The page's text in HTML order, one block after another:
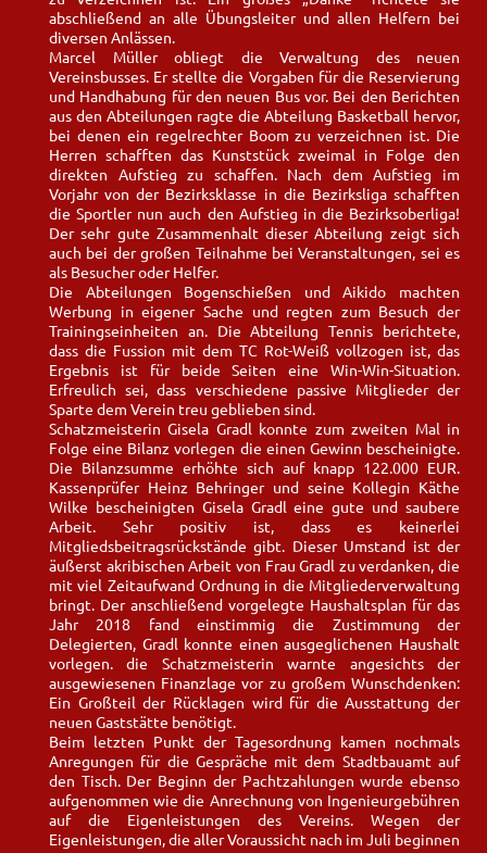
abschließend an alle Übungsleiter und allen Helfern bei
diversen Anlässen.
Marcel Müller obliegt die Verwaltung des neuen
Vereinsbusses. Er stellte die Vorgaben für die Reservierung
und Handhabung für den neuen Bus vor. Bei den Berichten
aus den Abteilungen ragte die Abteilung Basketball hervor,
bei denen ein regelrechter Boom zu verzeichnen ist. Die
Herren schafften das Kunststück zweimal in Folge den
direkten Aufstieg zu schaffen. Nach dem Aufstieg im
Vorjahr von der Bezirksklasse in die Bezirksliga schafften
die Sportler nun auch den Aufstieg in die Bezirksoberliga!
Der sehr gute Zusammenhalt dieser Abteilung zeigt sich
auch bei der großen Teilnahme bei Veranstaltungen, sei es
als Besucher oder Helfer.
Die Abteilungen Bogenschießen und Aikido machten
Werbung in eigener Sache und regten zum Besuch der
Trainingseinheiten an. Die Abteilung Tennis berichtete,
dass die Fussion mit dem TC Rot-Weiß vollzogen ist, das
Ergebnis ist für beide Seiten eine Win-Win-Situation.
Erfreulich sei, dass verschiedene passive Mitglieder der
Sparte dem Verein treu geblieben sind.
Schatzmeisterin Gisela Gradl konnte zum zweiten Mal in
Folge eine Bilanz vorlegen die einen Gewinn bescheinigte.
Die Bilanzsumme erhöhte sich auf knapp 122.000 EUR.
Kassenprüfer Heinz Behringer und seine Kollegin Käthe
Wilke bescheinigten Gisela Gradl eine gute und saubere
Arbeit. Sehr positiv ist, dass es keinerlei
Mitgliedsbeitragsrückstände gibt. Dieser Umstand ist der
äußerst akribischen Arbeit von Frau Gradl zu verdanken, die
mit viel Zeitaufwand Ordnung in die Mitgliederverwaltung
bringt. Der anschließend vorgelegte Haushaltsplan für das
Jahr 2018 fand einstimmig die Zustimmung der
Delegierten, Gradl konnte einen ausgeglichenen Haushalt
vorlegen. die Schatzmeisterin warnte angesichts der
ausgewiesenen Finanzlage vor zu großem Wunschdenken:
Ein Großteil der Rücklagen wird für die Ausstattung der
neuen Gaststätte benötigt.
Beim letzten Punkt der Tagesordnung kamen nochmals
Anregungen für die Gespräche mit dem Stadtbauamt auf
den Tisch. Der Beginn der Pachtzahlungen wurde ebenso
aufgenommen wie die Anrechnung von Ingenieurgebühren
auf die Eigenleistungen des Vereins. Wegen der
Eigenleistungen, die aller Voraussicht nach im Juli beginnen